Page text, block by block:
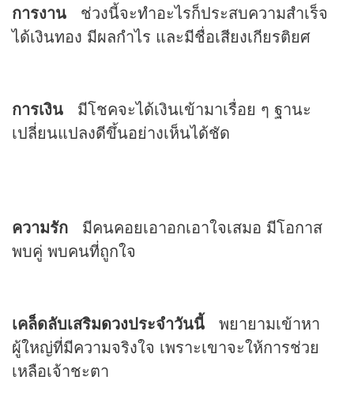
การงาน ช่วงนี้จะทำอะไรก็ประสบความสำเร็จ
ได้เงินทอง มีผลกำไร และมีชื่อเสียงเกียรติยศ
การเงิน มีโชคจะได้เงินเข้ามาเรื่อย ๆ ฐานะ
เปลี่ยนแปลงดีขึ้นอย่างเห็นได้ชัด
ความรัก มีคนคอยเอาอกเอาใจเสมอ มีโอกาส
พบคู่ พบคนที่ถูกใจ
เคล็ดลับเสริมดวงประจำวันนี้ พยายามเข้าหา
ผู้ใหญ่ที่มีความจริงใจ เพราะเขาจะให้การช่วย
เหลือเจ้าชะตา